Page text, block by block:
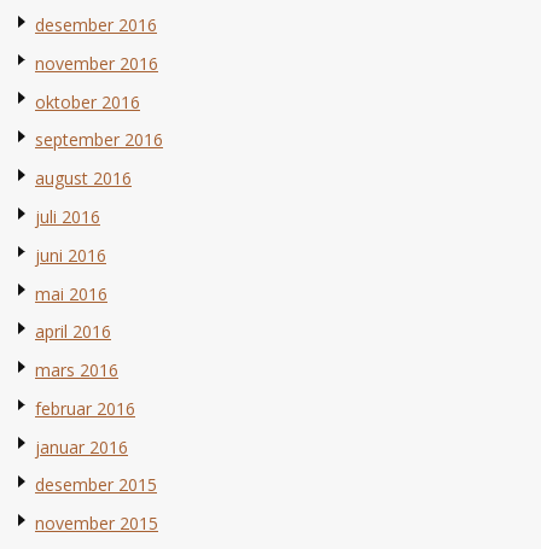
desember 2016
november 2016
oktober 2016
september 2016
august 2016
juli 2016
juni 2016
mai 2016
april 2016
mars 2016
februar 2016
januar 2016
desember 2015
november 2015